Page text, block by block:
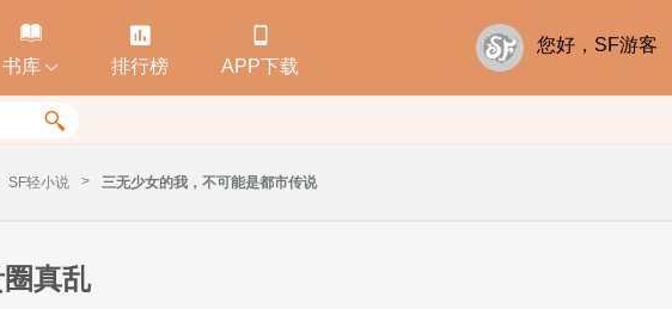

书库 

排行榜

APP下载
您好，SF游客

SF轻小说 > 三无少女的我，不可能是都市传说
真乱